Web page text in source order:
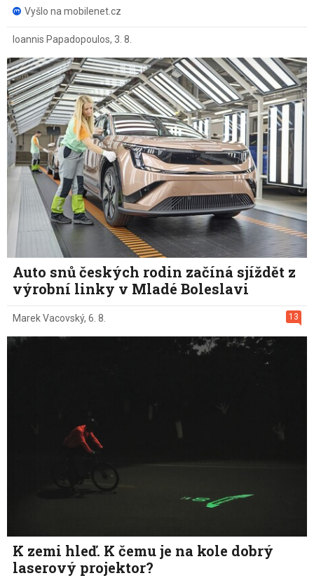
Vyšlo na mobilenet.cz
Ioannis Papadopoulos, 3. 8.
Auto snů českých rodin začíná sjíždět z
výrobní linky v Mladé Boleslavi
13
Marek Vacovský, 6. 8.
K zemi hleď. K čemu je na kole dobrý
laserový projektor?